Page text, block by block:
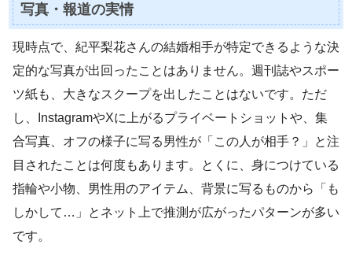
写真・報道の実情
現時点で、紀平梨花さんの結婚相手が特定できるような決
定的な写真が出回ったことはありません。週刊誌やスポー
ツ紙も、大きなスクープを出したことはないです。ただ
し、InstagramやXに上がるプライベートショットや、集
合写真、オフの様子に写る男性が「この人が相手？」と注
目されたことは何度もあります。とくに、身につけている
指輪や小物、男性用のアイテム、背景に写るものから「も
しかして…」とネット上で推測が広がったパターンが多い
です。